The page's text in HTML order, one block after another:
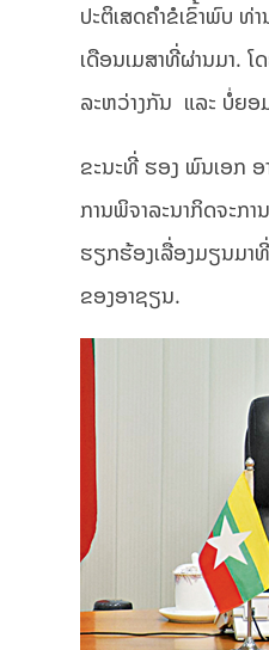
ປະຕິເສດຄຳຂໍເຂົ້າພົບ ທ່
ເດືອນເມສາທີ່ຜ່ານມາ.
ລະຫວ່າງກັນ ແລະ ບໍ່ຍອ
ຂະນະທີ່ ຮອງ ພົນເອກ
ການພິຈາລະນາກິດຈະກ
ຮຽກຮ້ອງເລື່ອງມຽນມາ
ຂອງອາຊຽນ.